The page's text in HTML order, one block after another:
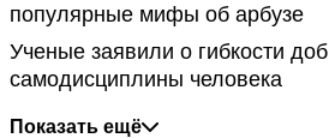
популярные мифы об арбузе
Ученые заявили о гибкости
самодисциплины человека
Показать ещё